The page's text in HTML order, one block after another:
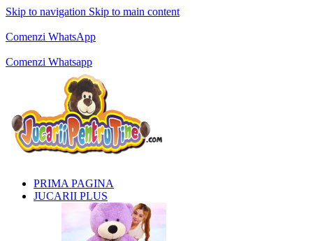
Skip to navigation Skip to main content
Comenzi WhatsApp
Comenzi Whatsapp
PRIMA PAGINA
JUCARII PLUS